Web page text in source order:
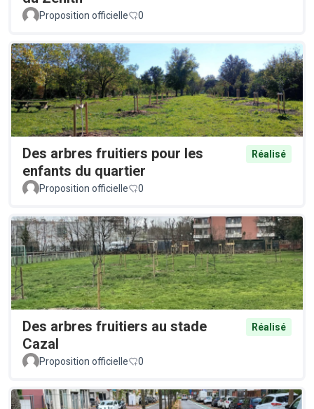
Proposition officielle 0
Des arbres fruitiers pour les
enfants du quartier
Réalisé
Proposition officielle 0
Des arbres fruitiers au stade
Cazal
Réalisé
Proposition officielle 0